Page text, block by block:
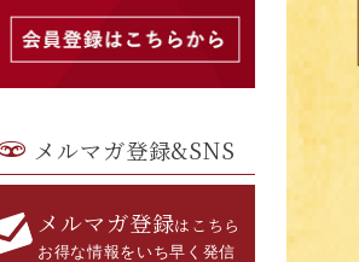
メルマガ登録&SNS
メルマガ登録はこちら
お得な情報をいち早く発信